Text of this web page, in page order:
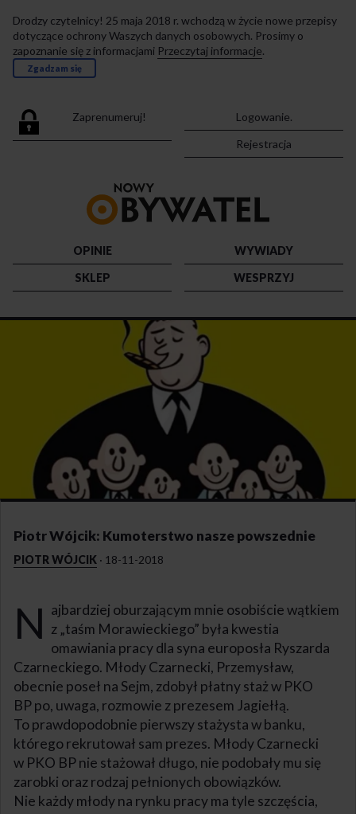
Drodzy czytelnicy! 25 maja 2018 r. wchodzą w życie nowe przepisy
dotyczące ochrony Waszych danych osobowych. Prosimy o
zapoznanie się z informacjami Przeczytaj informacje.
Zgadzam się
Zaprenumeruj!
Logowanie.
Rejestracja
strony
OPINIE
WYWIADY
SKLEP
WESPRZYJ
Piotr Wójcik: Kumoterstwo nasze powszednie
PIOTR WÓJCIK · 18-11-2018
N ajbardziej oburzającym mnie osobiście wątkiem
z „taśm Morawieckiego” była kwestia
omawiania pracy dla syna europosła Ryszarda
Czarneckiego. Młody Czarnecki, Przemysław,
obecnie poseł na Sejm, zdobył płatny staż w PKO
BP po, uwaga, rozmowie z prezesem Jagiełłą.
To prawdopodobnie pierwszy stażysta w banku,
którego rekrutował sam prezes. Młody Czarnecki
w PKO BP nie stażował długo, nie podobały mu się
zarobki oraz rodzaj pełnionych obowiązków.
Nie każdy młody na rynku pracy ma tyle szczęścia,